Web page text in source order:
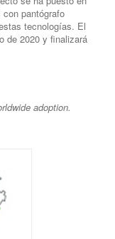
pantógrafo
tecnologías. El
de 2020 y finalizará
adoption.